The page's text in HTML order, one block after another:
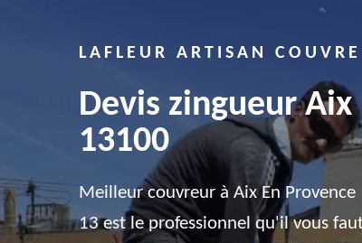
LAFLEUR ARTISAN
Devis zingueur Aix
13100
Meilleur couvreur à Aix En
13 est le professionnel qu'il vous